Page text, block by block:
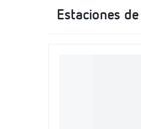
Estaciones